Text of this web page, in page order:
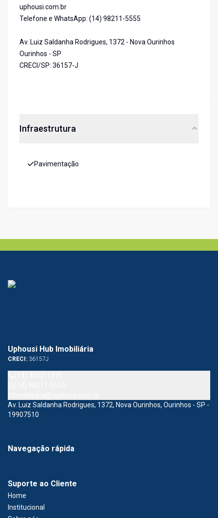
uphousi.com.br
Telefone e WhatsApp: (14) 98211-5555
Av. Luiz Saldanha Rodrigues, 1372 - Nova Ourinhos
Ourinhos - SP
CRECI/SP: 36157-J
Infraestrutura
Pavimentação
Uphousi Hub Imobiliária
CRECI: 36157J
Av. Luiz Saldanha Rodrigues, 1372, Nova Ourinhos, Ourinhos - SP -
19907510
Navegação rápida
Suporte ao Cliente
Home
Institucional